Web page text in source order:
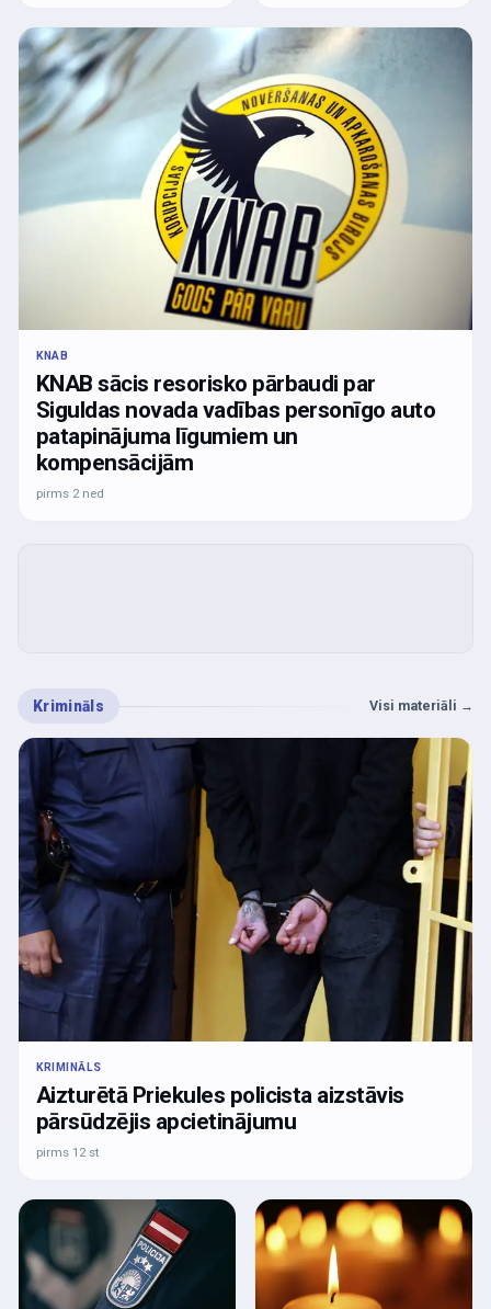
KNAB
KNAB sācis resorisko pārbaudi par
Siguldas novada vadības personīgo auto
patapinājuma līgumiem un
kompensācijām
pirms 2 ned
Krimināls Visi materiāli →
KRIMINĀLS
Aizturētā Priekules policista aizstāvis
pārsūdzējis apcietinājumu
pirms 12 st